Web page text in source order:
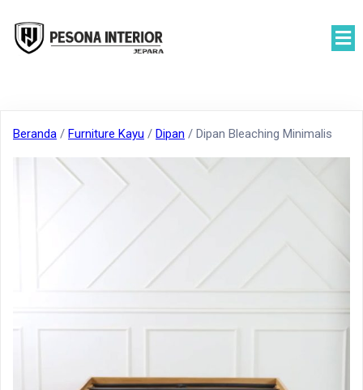
Beranda / Furniture Kayu / Dipan / Dipan Bleaching Minimalis